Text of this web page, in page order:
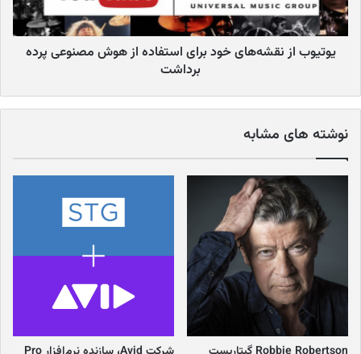
یوتیوب از نقشه‌های خود برای استفاده از هوش مصنوعی پرده
برداشت
نوشته های مشابه